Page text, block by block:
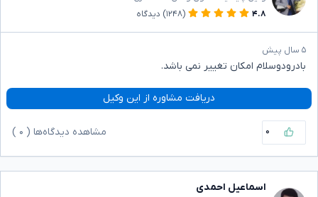
۴.۸
(۱۲۴۸) دیدگاه
۵ سال پیش
بادرودوسلام امکان تغییر نمی باشد.
دریافت مشاوره از این وکیل
۰ مشاهده دیدگاه‌ها ( ۰
اسماعیل احمدی